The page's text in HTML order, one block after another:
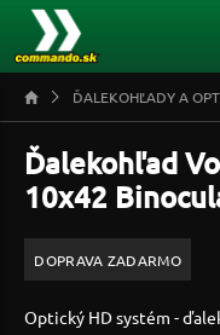
ĎALEKOHĽADY A
Ďalekohľad
10x42
DOPRAVA ZADARMO
Optický HD systém -